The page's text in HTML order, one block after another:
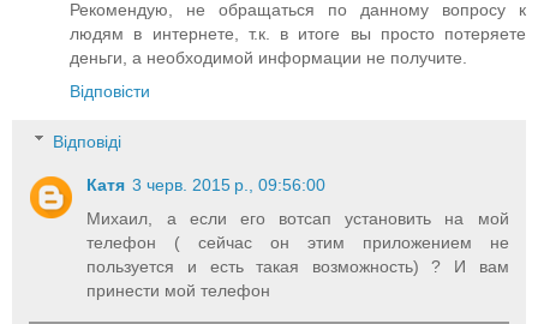
Рекомендую, не обращаться по данному вопросу к
людям в интернете, т.к. в итоге вы просто потеряете
деньги, а необходимой информации не получите.
Відповісти
Відповіді
Катя 3 черв. 2015 р., 09:56:00
Михаил, а если его вотсап установить на мой
телефон ( сейчас он этим приложением не
пользуется и есть такая возможность) ? И вам
принести мой телефон